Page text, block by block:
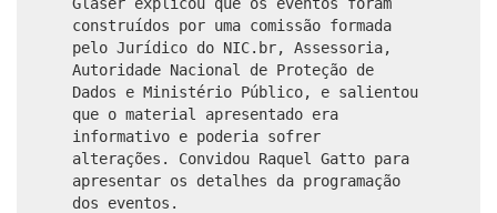
construídos por uma comissão formada
pelo Jurídico do NIC.br, Assessoria,
Autoridade Nacional de Proteção de
Dados e Ministério Público, e salientou
que o material apresentado era
informativo e poderia sofrer
alterações. Convidou Raquel Gatto para
apresentar os detalhes da programação
dos eventos.